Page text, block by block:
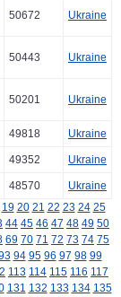
50672 Ukraine
50443 Ukraine
50201 Ukraine
49818 Ukraine
49352 Ukraine
48570
Ukraine
19 20 21 22 23 24 25
44 45 46 47 48 49 50
69 70 71 72 73 74 75
94 95 96 97 98 99
113 114 115 116 117
131 132 133 134 135